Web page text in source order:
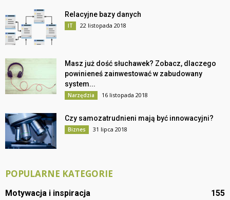
Relacyjne bazy danych
IT 22 listopada 2018
Masz już dość słuchawek? Zobacz, dlaczego
powinieneś zainwestować w zabudowany
system...
Narzędzia 16 listopada 2018
Czy samozatrudnieni mają być innowacyjni?
Biznes 31 lipca 2018
POPULARNE KATEGORIE
Motywacja i inspiracja 155